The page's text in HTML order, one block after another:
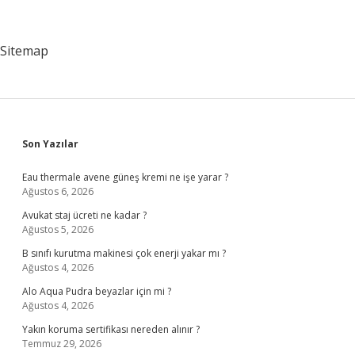
Sitemap
Sidebar
Son Yazılar
Eau thermale avene güneş kremi ne işe yarar ?
Ağustos 6, 2026
Avukat staj ücreti ne kadar ?
Ağustos 5, 2026
B sınıfı kurutma makinesi çok enerji yakar mı ?
Ağustos 4, 2026
Alo Aqua Pudra beyazlar için mi ?
Ağustos 4, 2026
Yakın koruma sertifikası nereden alınır ?
Temmuz 29, 2026